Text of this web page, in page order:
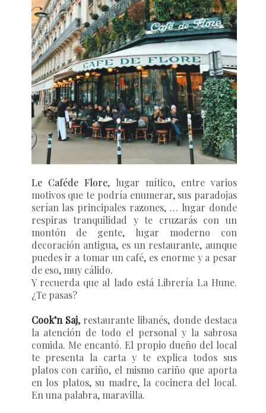
Le Caféde Flore, lugar mítico, entre varios
motivos que te podría enumerar, sus paradojas
serían las principales razones, … lugar donde
respiras tranquilidad y te cruzarás con un
montón de gente, lugar moderno con
decoración antigua, es un restaurante, aunque
puedes ir a tomar un café, es enorme y a pesar
de eso, muy cálido.
Y recuerda que al lado está Librería La Hune.
¿Te pasas?
Cook’n Saj,restaurante libanés, donde destaca
la atención de todo el personal y la sabrosa
comida. Me encantó. El propio dueño del local
te presenta la carta y te explica todos sus
platos con cariño, el mismo cariño que aporta
en los platos, su madre, la cocinera del local.
En una palabra, maravilla.